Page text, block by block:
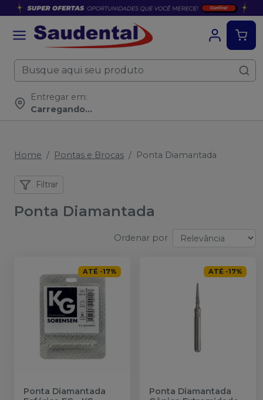
Entregar em:
Carregando...
Home Pontas e Brocas Ponta Diamantada
Filtrar
Ponta Diamantada
Ordenar por
ATÉ -17%
Ponta Diamantada
ATÉ -17%
Ponta Diamantada